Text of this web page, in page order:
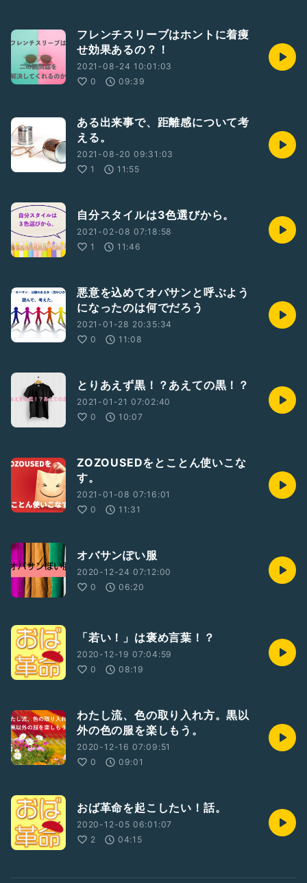
フレンチスリーブはホントに着痩
せ効果あるの？！
2021-08-24 10:01:03
0
09:39
ある出来事で、距離感について考
える。
2021-08-20 09:31:03
1
11:55
自分スタイルは3色選びから。
2021-02-08 07:18:58
1
11:46
悪意を込めてオバサンと呼ぶよう
になったのは何でだろう
2021-01-28 20:35:34
0
11:08
とりあえず黒！？あえての黒！？
2021-01-21 07:02:40
0
10:07
ZOZOUSEDをとことん使いこな
す。
2021-01-08 07:16:01
0
11:31
オバサンぽい服
2020-12-24 07:12:00
0
06:20
「若い！」は褒め言葉！？
2020-12-19 07:04:59
0
08:19
わたし流、色の取り入れ方。黒以
外の色の服を楽しもう。
2020-12-16 07:09:51
0
09:01
おば革命を起こしたい！話。
2020-12-05 06:01:07
2
04:15